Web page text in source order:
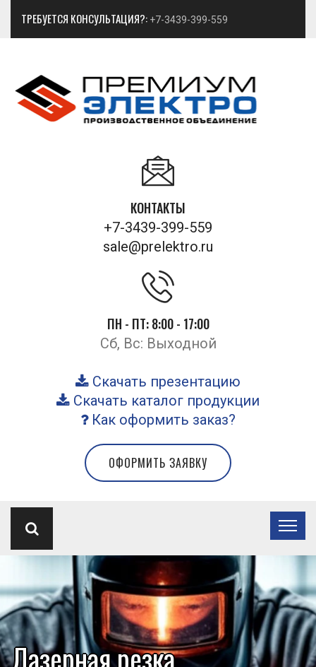
ТРЕБУЕТСЯ КОНСУЛЬТАЦИЯ?: +7-3439-399-559
КОНТАКТЫ
+7-3439-399-559
sale@prelektro.ru
ПН - ПТ: 8:00 - 17:00
Сб, Вс: Выходной
Скачать презентацию
Скачать каталог продукции
Как оформить заказ?
ОФОРМИТЬ ЗАЯВКУ